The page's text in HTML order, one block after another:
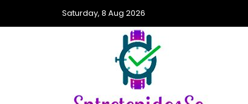
Saturday, 8 Aug 2026